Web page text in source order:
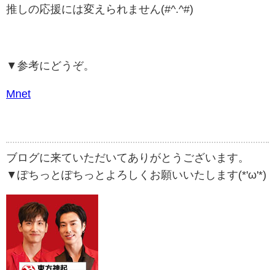
推しの応援には変えられません(#^.^#)
▼参考にどうぞ。
Mnet
ブログに来ていただいてありがとうございます。
▼ぽちっとぽちっとよろしくお願いいたします(*'ω'*)